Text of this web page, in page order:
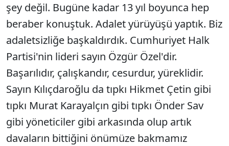
şey değil. Bugüne kadar 13 yıl boyunca hep
beraber konuştuk. Adalet yürüyüşü yaptık. Biz
adaletsizliğe başkaldırdık. Cumhuriyet Halk
Partisi'nin lideri sayın Özgür Özel'dir.
Başarılıdır, çalışkandır, cesurdur, yüreklidir.
Sayın Kılıçdaroğlu da tıpkı Hikmet Çetin gibi
tıpkı Murat Karayalçın gibi tıpkı Önder Sav
gibi yöneticiler gibi arkasında olup artık
davaların bittiğini önümüze bakmamız